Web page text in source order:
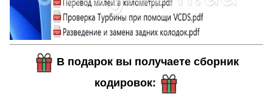
В подарок вы получаете сборник
кодировок: